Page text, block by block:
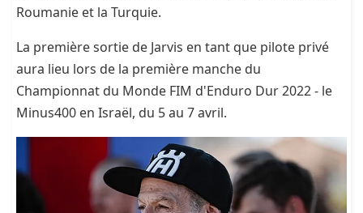
Roumanie et la Turquie.
La première sortie de Jarvis en tant que pilote privé
aura lieu lors de la première manche du
Championnat du Monde FIM d'Enduro Dur 2022 - le
Minus400 en Israël, du 5 au 7 avril.